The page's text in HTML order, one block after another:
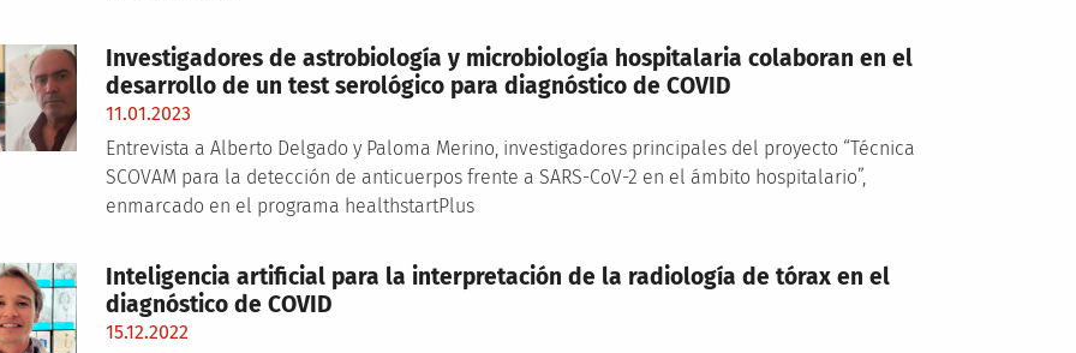
Investigadores de astrobiología y microbiología hospitalaria colaboran en el
desarrollo de un test serológico para diagnóstico de COVID
11.01.2023
Entrevista a Alberto Delgado y Paloma Merino, investigadores principales del proyecto “Técnica
SCOVAM para la detección de anticuerpos frente a SARS-CoV-2 en el ámbito hospitalario”,
enmarcado en el programa healthstartPlus
Inteligencia artificial para la interpretación de la radiología de tórax en el
diagnóstico de COVID
15.12.2022